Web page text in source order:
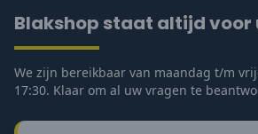
Blakshop staat altijd voor
We zijn bereikbaar van maandag t/m
17:30. Klaar om al uw vragen te